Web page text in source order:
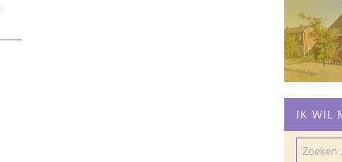
IK WIL
Zoeken